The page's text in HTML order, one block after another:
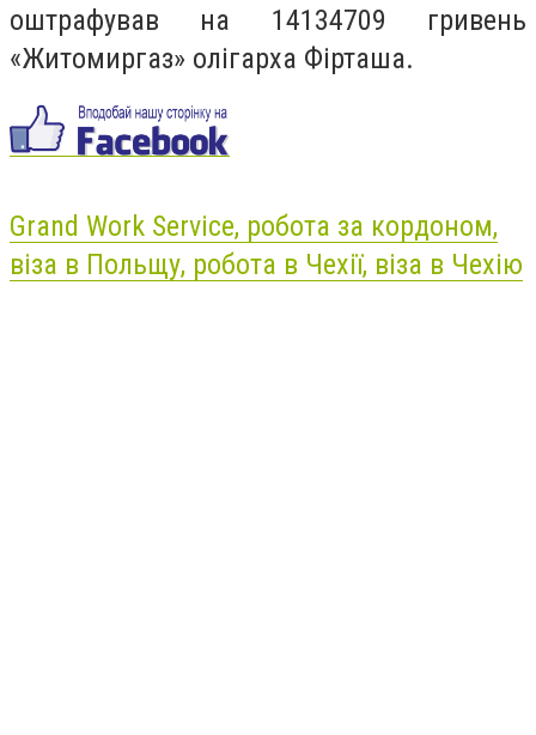
оштрафував на 14134709 гривень
«Житомиргаз» олігарха Фірташа.
Grand Work Service, робота за кордоном,
віза в Польщу, робота в Чехії, віза в Чехію